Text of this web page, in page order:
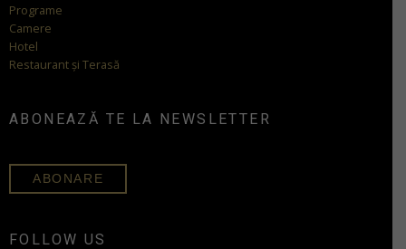
Programe
Camere
Hotel
Restaurant și Terasă
ABONEAZĂ TE LA NEWSLETTER
ABONARE
FOLLOW US